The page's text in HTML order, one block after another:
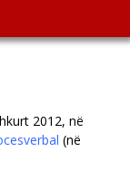
2012, në
(në